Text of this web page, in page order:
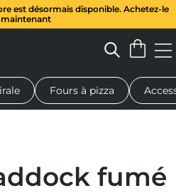
est désormais disponible. Achetez-le
maintenant
à pâte Cadeaux Planches de
Fours à pizza
fumé